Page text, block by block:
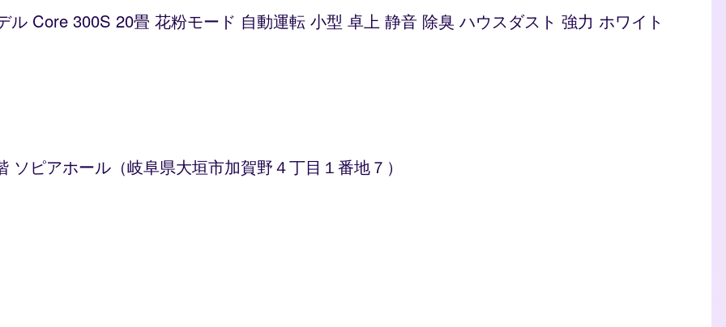
Core 300S 20畳 花粉モード 自動運転 小型 卓上 静音 除臭 ハウスダスト 強力 ホワイト
ピアホール（岐阜県大垣市加賀野４丁目１番地７）